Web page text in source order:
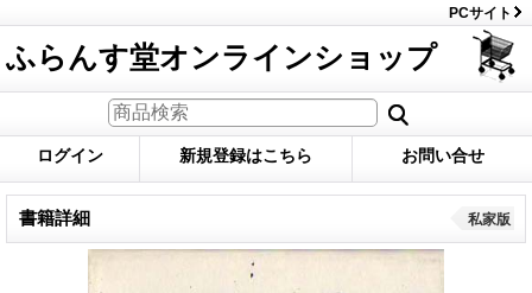
PCサイト
ふらんす堂オンラインショップ
ログイン 新規登録はこちら お問い合せ
書籍詳細 私家版